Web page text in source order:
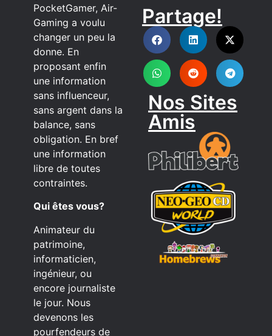
PocketGamer, Air-
Gaming a voulu
changer un peu la
donne. En
proposant enfin
une information
sans influenceur,
sans argent dans la
balance, sans
obligation. En bref
une information
libre de toutes
contraintes.
Qui êtes vous?
Animateur du
patrimoine,
informaticien,
ingénieur, ou
encore journaliste
le jour. Nous
devenons les
pourfendeurs de
DISCORD
Partage!
Nos Sites
Amis